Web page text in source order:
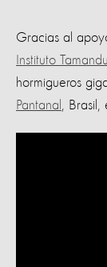
Gracias al
Instituto
hormigueros
Pantanal
,